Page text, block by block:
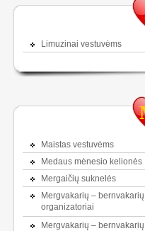
Limuzinai vestuvėms
Maistas vestuvėms
Medaus mėnesio kelionės
Mergaičių suknelės
Mergvakarių – bernvakarių
organizatoriai
Mergvakarių – bernvakarių